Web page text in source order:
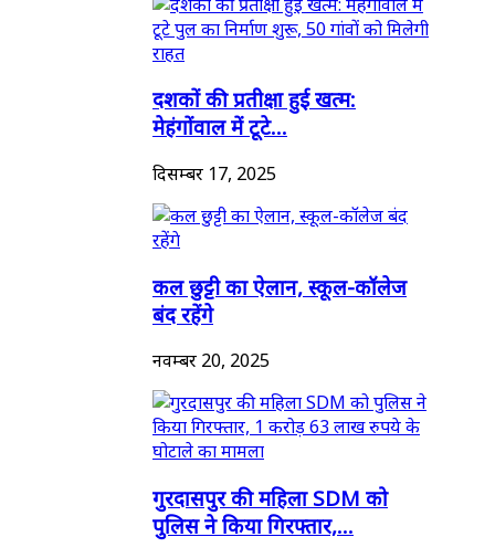
दशकों की प्रतीक्षा हुई खत्म:
मेहंगोंवाल में टूटे...
दिसम्बर 17, 2025
कल छुट्टी का ऐलान, स्कूल-कॉलेज
बंद रहेंगे
नवम्बर 20, 2025
गुरदासपुर की महिला SDM को
पुलिस ने किया गिरफ्तार,...